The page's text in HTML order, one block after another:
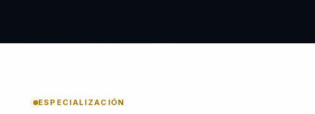
ESPECIALIZACIÓN